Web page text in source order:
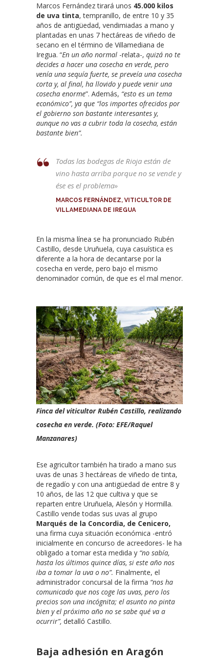
Marcos Fernández tirará unos 45.000 kilos
de uva tinta, tempranillo, de entre 10 y 35
años de antigüedad, vendimiadas a mano y
plantadas en unas 7 hectáreas de viñedo de
secano en el término de Villamediana de
Iregua. “En un año normal -relata-, quizá no te
decides a hacer una cosecha en verde, pero
venía una sequía fuerte, se preveía una cosecha
corta y, al final, ha llovido y puede venir una
cosecha enorme”. Además, “esto es un tema
económico”, ya que “los importes ofrecidos por
el gobierno son bastante interesantes y,
aunque no vas a cubrir toda la cosecha, están
bastante bien”.
Todas las bodegas de Rioja están de
vino hasta arriba porque no se vende y
ése es el problema»
MARCOS FERNÁNDEZ, VITICULTOR DE
VILLAMEDIANA DE IREGUA
En la misma línea se ha pronunciado Rubén
Castillo, desde Uruñuela, cuya casuística es
diferente a la hora de decantarse por la
cosecha en verde, pero bajo el mismo
denominador común, de que es el mal menor.
Finca del viticultor Rubén Castillo, realizando
cosecha en verde. (Foto: EFE/Raquel
Manzanares)
Ese agricultor también ha tirado a mano sus
uvas de unas 3 hectáreas de viñedo de tinta,
de regadío y con una antigüedad de entre 8 y
10 años, de las 12 que cultiva y que se
reparten entre Uruñuela, Alesón y Hormilla.
Castillo vende todas sus uvas al grupo
Marqués de la Concordia, de Cenicero,
una firma cuya situación económica -entró
inicialmente en concurso de acreedores- le ha
obligado a tomar esta medida y “no sabía,
hasta los últimos quince días, si este año nos
iba a tomar la uva o no”. Finalmente, el
administrador concursal de la firma “nos ha
comunicado que nos coge las uvas, pero los
precios son una incógnita; el asunto no pinta
bien y el próximo año no se sabe qué va a
ocurrir”, detalló Castillo.
Baja adhesión en Aragón